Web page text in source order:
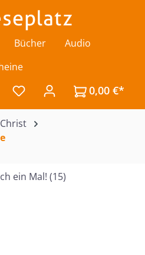
Bücher
Audio
Du hast 0 Produkte auf
0,00 €*